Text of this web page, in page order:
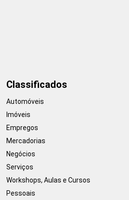
Classificados
Automóveis
Imóveis
Empregos
Mercadorias
Negócios
Serviços
Workshops, Aulas e Cursos
Pessoais